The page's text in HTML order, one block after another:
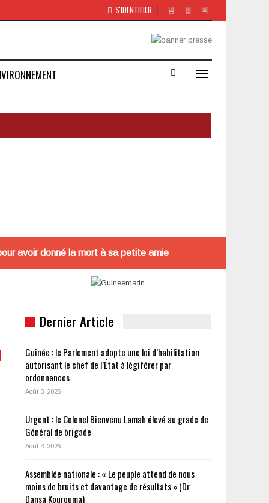
S'IDENTIFIER
avoir donné la mort à sa petite amie
Dernier Article
Guinée : le Parlement adopte une loi d’habilitation
autorisant le chef de l’État à légiférer par
ordonnances
Août 3, 2026
Urgent : le Colonel Bienvenu Lamah élevé au grade de
Général de brigade
Août 3, 2026
Assemblée nationale : « Le peuple attend de nous
moins de bruits et davantage de résultats » (Dr
Dansa Kourouma)